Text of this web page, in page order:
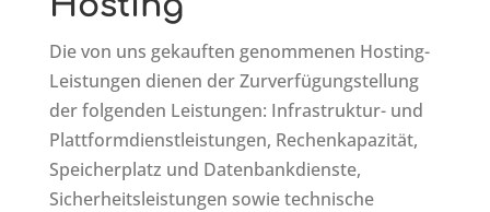
Die von uns gekauften genommenen Hosting-
Leistungen dienen der Zurverfügungstellung
der folgenden Leistungen: Infrastruktur- und
Plattformdienstleistungen, Rechenkapazität,
Speicherplatz und Datenbankdienste,
Sicherheitsleistungen sowie technische